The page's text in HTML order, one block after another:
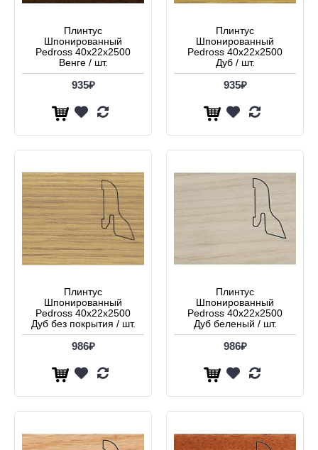
Плинтус
Шпонированный
Pedross 40x22x2500
Венге / шт.
935₽
Плинтус
Шпонированный
Pedross 40x22x2500
Дуб / шт.
935₽
Плинтус
Шпонированный
Pedross 40x22x2500
Дуб без покрытия / шт.
986₽
Плинтус
Шпонированный
Pedross 40x22x2500
Дуб беленый / шт.
986₽